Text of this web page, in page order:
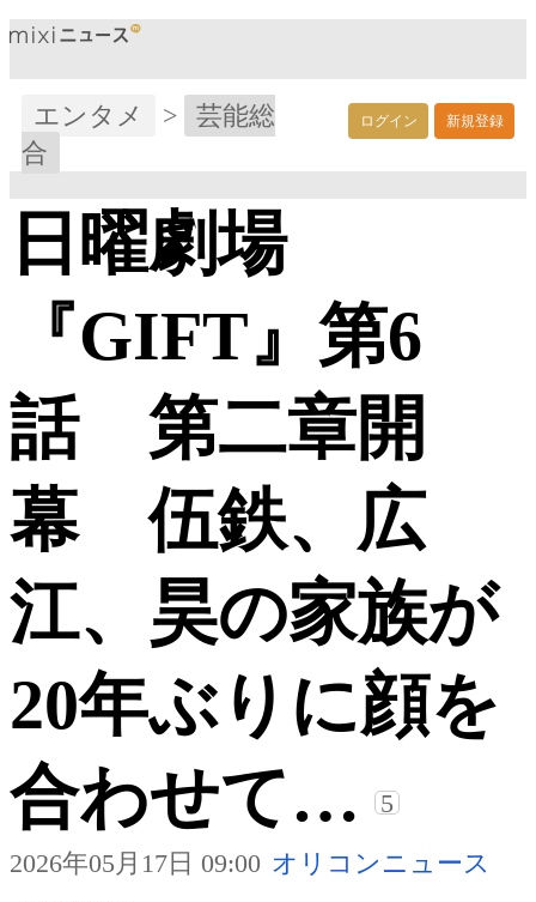
ログイン 新規登録
エンタメ >
芸能総
合
日曜劇場
『GIFT』第6
話 第二章開
幕 伍鉄、広
江、昊の家族が
20年ぶりに顔を
合わせて…
5
2026年05月17日 09:00 オリコンニュース